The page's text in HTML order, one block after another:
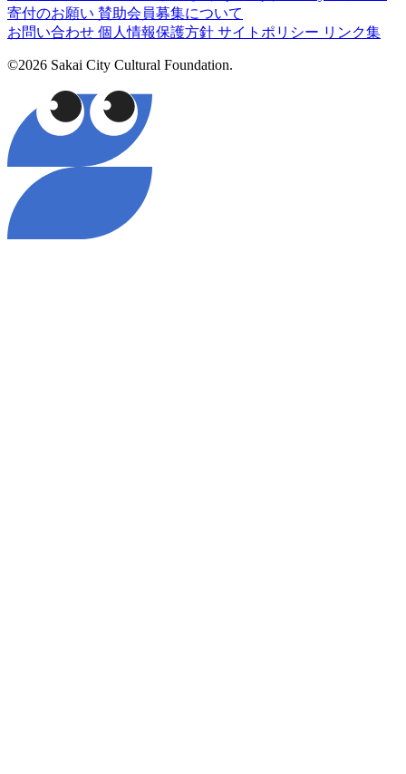
寄付のお願い 賛助会員募集について
お問い合わせ 個人情報保護方針 サイトポリシー リンク集
©2026 Sakai City Cultural Foundation.